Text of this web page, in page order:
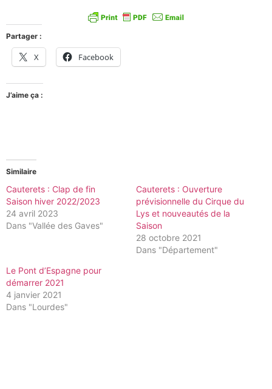
Partager :
X Facebook
J’aime ça :
Similaire
Cauterets : Clap de fin
Saison hiver 2022/2023
24 avril 2023
Dans "Vallée des Gaves"
Cauterets : Ouverture
prévisionnelle du Cirque du
Lys et nouveautés de la
Saison
28 octobre 2021
Dans "Département"
Le Pont d’Espagne pour
démarrer 2021
4 janvier 2021
Dans "Lourdes"